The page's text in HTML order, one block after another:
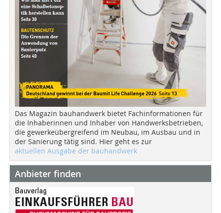
Das Magazin bauhandwerk bietet Fachinformationen für
die Inhaberinnen und Inhaber von Handwerksbetrieben,
die gewerkeübergreifend im Neubau, im Ausbau und in
der Sanierung tätig sind. Hier geht es zur
aktuellen Ausgabe der bauhandwerk
Anbieter finden